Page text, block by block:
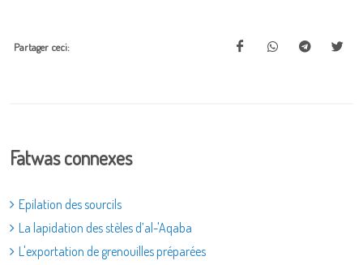
Partager ceci:
Fatwas connexes
Epilation des sourcils
La lapidation des stèles d’al-'Aqaba
L'exportation de grenouilles préparées